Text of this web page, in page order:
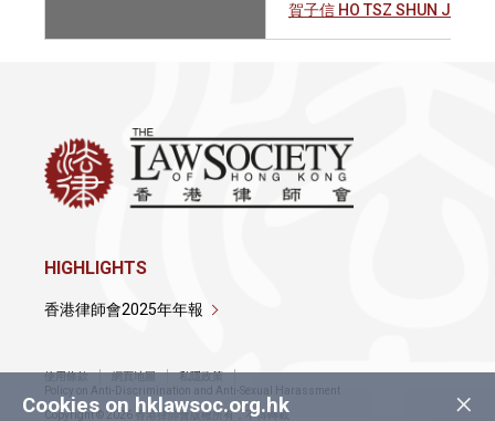
賀子信 HO TSZ SHUN
×
Cookies on hklawsoc.org.hk
HIGHLIGHTS
香港律師會2025年年報
使用條款 網頁地圖
私隱政策
Policy on Anti-Discrimination and Anti-Sexual Harassment
Copyright © 2026 香港律師會版權所有，不得轉載